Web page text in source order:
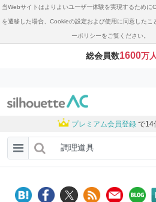
当Webサイトはよりよいユーザー体験を実現するため
を遷移した場合、Cookieの設定および使用に同意した
ーポリシーをご覧ください。
総会員数1600万人
プレミアム会員登録 で14